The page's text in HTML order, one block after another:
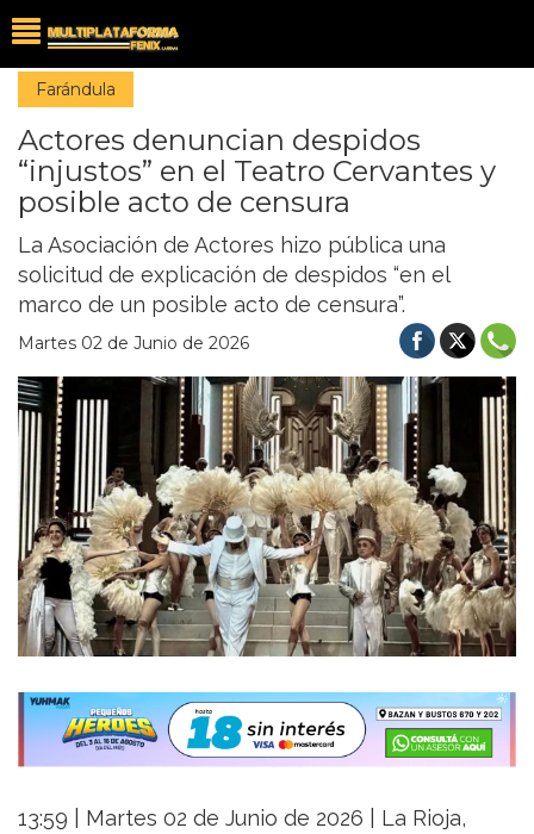
Farándula
Actores denuncian despidos
“injustos” en el Teatro Cervantes y
posible acto de censura
La Asociación de Actores hizo pública una
solicitud de explicación de despidos “en el
marco de un posible acto de censura”.
Martes 02 de Junio de 2026
13:59 | Martes 02 de Junio de 2026 | La Rioja,